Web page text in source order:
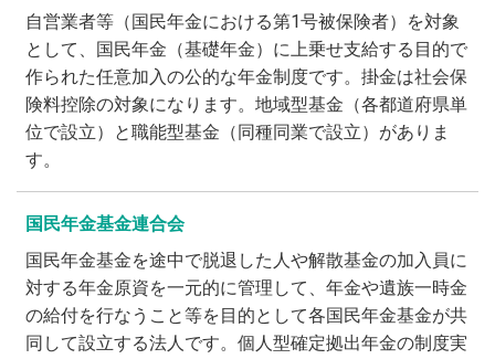
自営業者等（国民年金における第1号被保険者）を対象
として、国民年金（基礎年金）に上乗せ支給する目的で
作られた任意加入の公的な年金制度です。掛金は社会保
険料控除の対象になります。地域型基金（各都道府県単
位で設立）と職能型基金（同種同業で設立）がありま
す。
国民年金基金連合会
国民年金基金を途中で脱退した人や解散基金の加入員に
対する年金原資を一元的に管理して、年金や遺族一時金
の給付を行なうこと等を目的として各国民年金基金が共
同して設立する法人です。個人型確定拠出年金の制度実